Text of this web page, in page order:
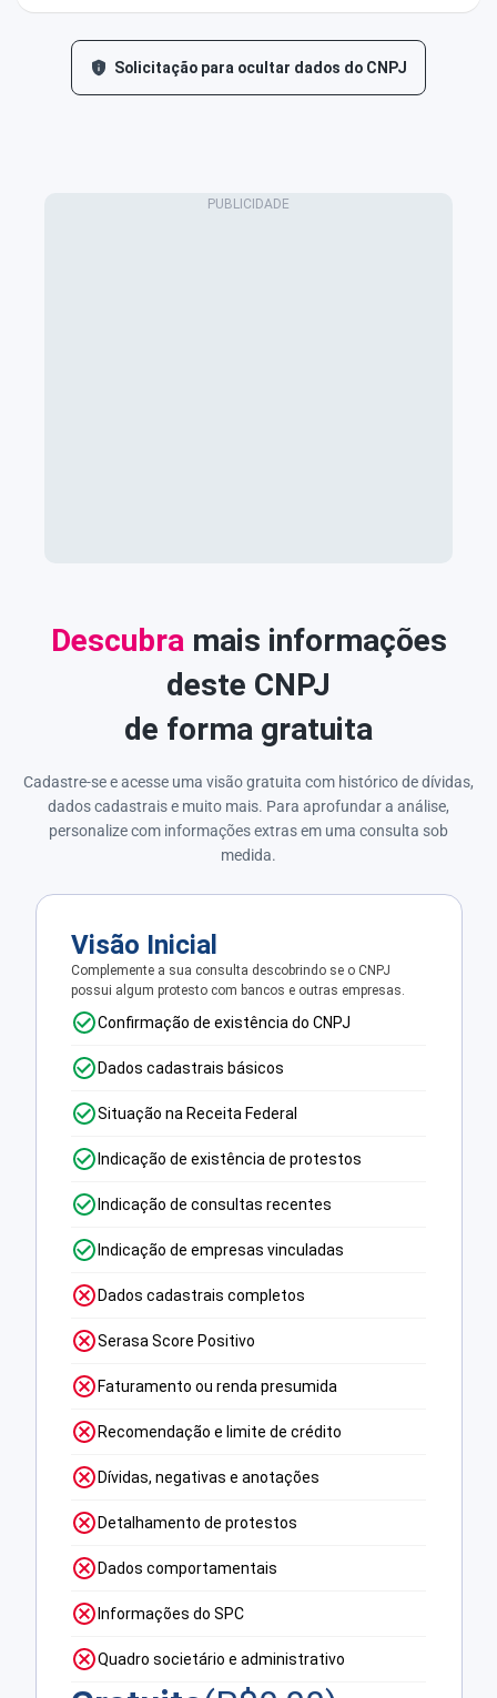
Solicitação para ocultar dados do CNPJ
Descubra mais informações
deste CNPJ
de forma gratuita
Cadastre-se e acesse uma visão gratuita com histórico de dívidas,
dados cadastrais e muito mais. Para aprofundar a análise,
personalize com informações extras em uma consulta sob
medida.
Visão Inicial
Complemente a sua consulta descobrindo se o CNPJ
possui algum protesto com bancos e outras empresas.
Confirmação de existência do CNPJ
Dados cadastrais básicos
Situação na Receita Federal
Indicação de existência de protestos
Indicação de consultas recentes
Indicação de empresas vinculadas
Dados cadastrais completos
Serasa Score Positivo
Faturamento ou renda presumida
Recomendação e limite de crédito
Dívidas, negativas e anotações
Detalhamento de protestos
Dados comportamentais
Informações do SPC
Quadro societário e administrativo